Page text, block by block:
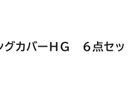
グカバーＨＧ ６点セッ